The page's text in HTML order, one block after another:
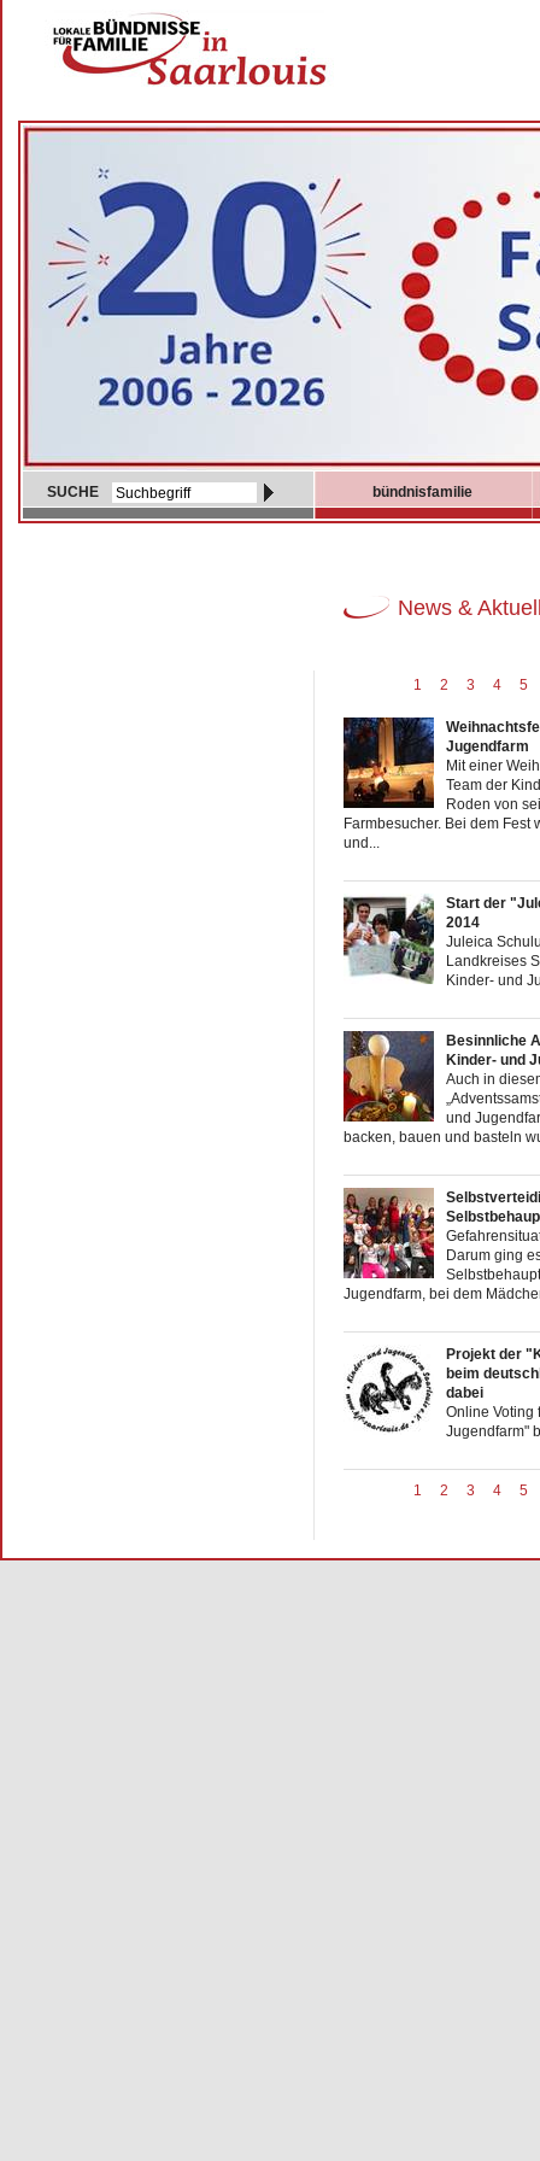
SUCHE bündnisfamilie
News &
1 2 3 4 5
Jugendfarm
Mit einer
Team der
Roden von
Farmbesucher. Bei dem
und...
Start der
2014
Juleica
Landkreises
Kinder- und
Besinnliche
Kinder- und
Auch in
und
backen, bauen und basteln
Darum ging
Jugendfarm, bei dem
Projekt der
beim
dabei
Online Voting
Jugendfarm"
1 2 3 4 5